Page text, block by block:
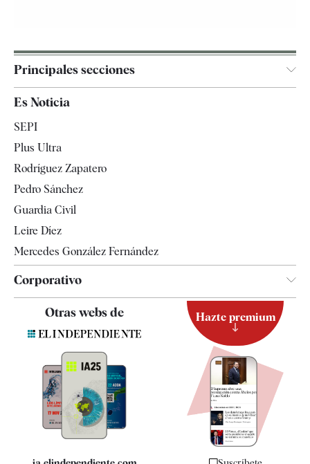
Principales secciones
España
Televisión
Es Noticia
SEPI
Plus Ultra
Rodríguez Zapatero
Pedro Sánchez
Guardia Civil
Leire Díez
Mercedes González Fernández
Corporativo
Contacto
Quiénes somos
Especificaciones
Otras webs de Hazte premium